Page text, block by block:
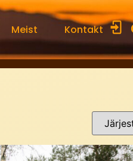
Meist Kontakt